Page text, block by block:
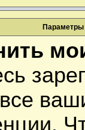
Параметры